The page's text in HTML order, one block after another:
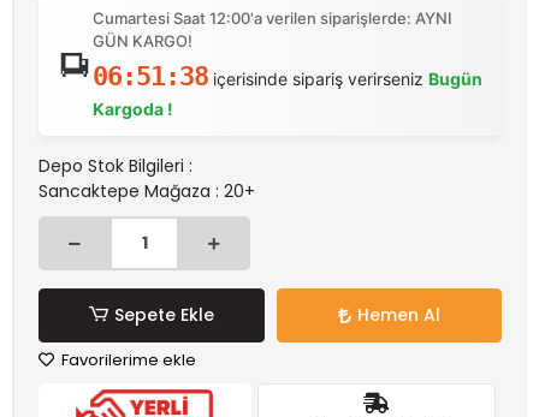
Cumartesi Saat 12:00'a verilen siparişlerde: AYNI
GÜN KARGO!
06:51:38içerisinde sipariş verirseniz Bugün
Kargoda !
Depo Stok Bilgileri :
Sancaktepe Mağaza : 20+
Sepete Ekle Hemen Al
Favorilerime ekle